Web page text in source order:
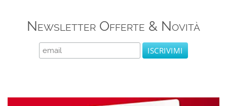
Newsletter Offerte & Novità